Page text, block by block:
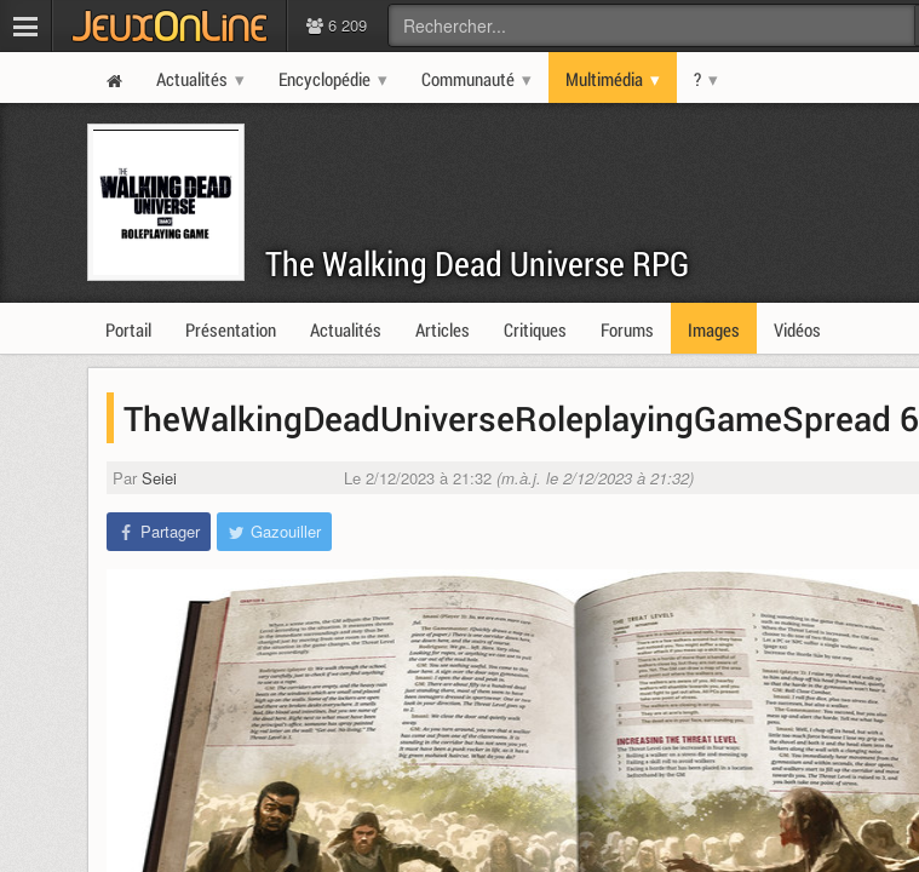
6 209
Actualités Encyclopédie Communauté Multimédia ?
The Walking Dead Universe RPG
Portail Présentation Actualités Articles Critiques Forums Images Vidéos
TheWalkingDeadUniverseRoleplayingGameSpread 6
Par Seiei Le 2/12/2023 à 21:32 (m.à.j. le 2/12/2023 à 21:32)
Partager Gazouiller